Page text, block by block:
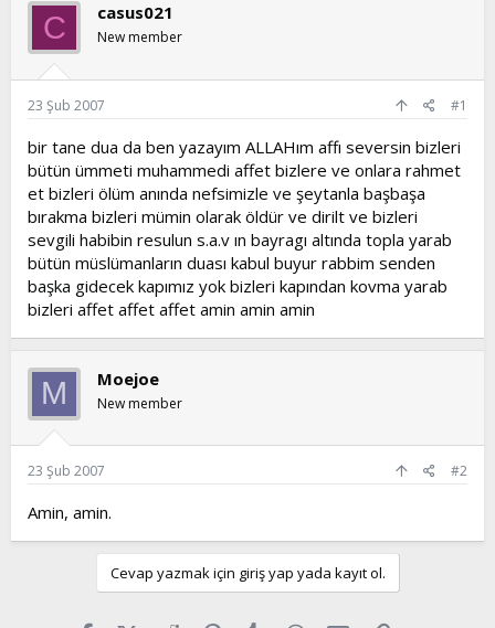
u
y
u
b
a
l
a
t
a
n
a
n
ı
a
h
i
C casus021
New member
23 Şub 2007 #1
bir tane dua da ben yazayım ALLAHım affı seversin bizleri
bütün ümmeti muhammedi affet bizlere ve onlara rahmet
et bizleri ölüm anında nefsimizle ve şeytanla başbaşa
bırakma bizleri mümin olarak öldür ve dirilt ve bizleri
sevgili habibin resulun s.a.v ın bayragı altında topla yarab
bütün müslümanların duası kabul buyur rabbim senden
başka gidecek kapımız yok bizleri kapından kovma yarab
bizleri affet affet affet amin amin amin
M Moejoe
New member
23 Şub 2007 #2
Amin, amin.
Cevap yazmak için giriş yap yada kayıt ol.